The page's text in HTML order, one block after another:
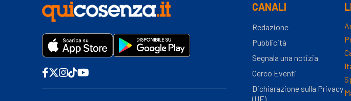
CANALI
Redazione
Pubblicità
Segnala una notizia
Cerco Eventi
Dichiarazione sulla Privacy
(UE)